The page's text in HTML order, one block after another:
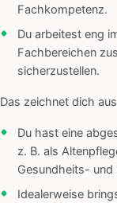
Fachkompetenz.
Du arbeitest eng
Fachbereichen
sicherzustellen.
Das zeichnet dich aus
Du hast eine
z. B. als
Gesundheits- und
Idealerweise